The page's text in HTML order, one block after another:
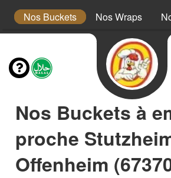
Nos Buckets Nos Wraps
Nos Buckets à
proche
Offenheim